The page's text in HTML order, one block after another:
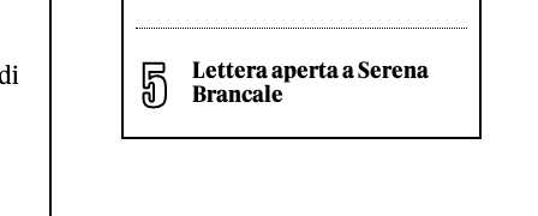
Lettera aperta a Serena
Brancale